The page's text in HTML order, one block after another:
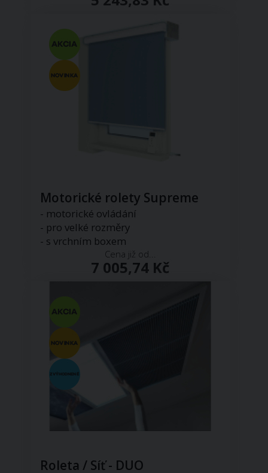
Motorické rolety Supreme
- motorické ovládání
- pro velké rozměry
- s vrchním boxem
Cena již od...
7 005,74 Kč
Roleta / Síť - DUO